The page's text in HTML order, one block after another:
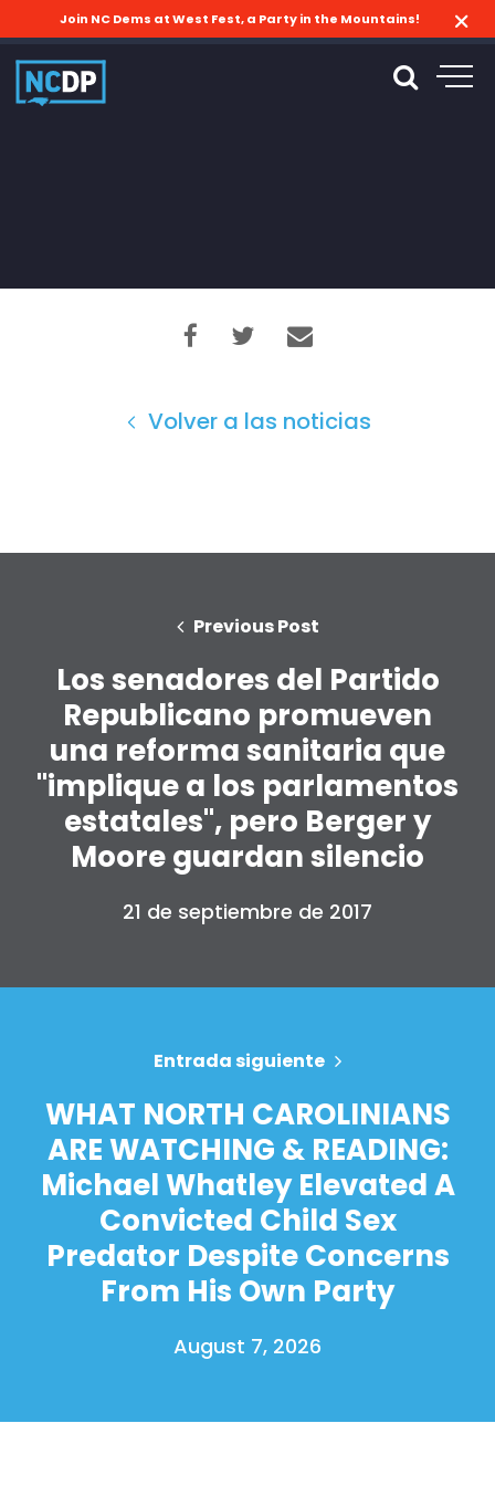
Join NC Dems at West Fest, a Party in the Mountains!
Volver a las noticias
Previous Post
Los senadores del Partido
Republicano promueven
una reforma sanitaria que
"implique a los parlamentos
estatales", pero Berger y
Moore guardan silencio
21 de septiembre de 2017
Entrada siguiente
WHAT NORTH CAROLINIANS
ARE WATCHING & READING:
Michael Whatley Elevated A
Convicted Child Sex
Predator Despite Concerns
From His Own Party
August 7, 2026